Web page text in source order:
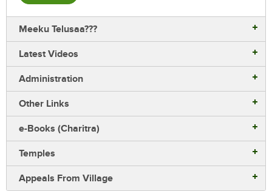
Meeku Telusaa???
Latest Videos
Administration
Other Links
e-Books (Charitra)
Temples
Appeals From Village